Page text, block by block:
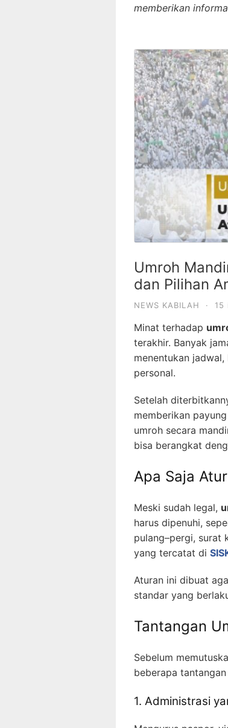
memberikan
Umroh
dan Pilihan
NEWS KABILAH · 15
Minat terhadap
terakhir. Banyak
menentukan
personal.
Setelah
memberikan
umroh secara
bisa berangkat
Apa Saja
Meski sudah legal,
harus dipenuhi,
pulang–pergi, surat
yang tercatat di
Aturan ini dibuat
standar yang
Tantangan
Sebelum
beberapa
1. Administrasi